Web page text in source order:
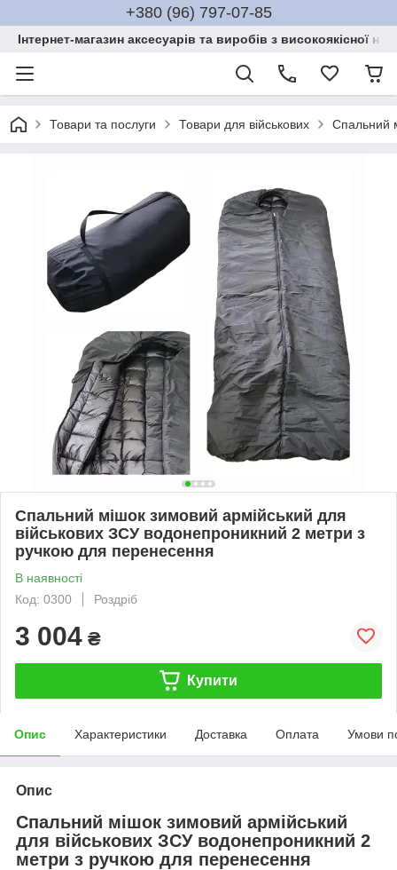
+380 (96) 797-07-85
Інтернет-магазин аксесуарів та виробів з високоякісної
Товари та послуги Товари для військових Спальний
Спальний мішок зимовий армійський для
військових ЗСУ водонепроникний 2 метри з
ручкою для перенесення
В наявності
Код: 0300
Роздріб
3 004 ₴
Купити
Опис Характеристики Доставка Оплата Умови
Опис
Спальний мішок зимовий армійський
для військових ЗСУ водонепроникний 2
метри з ручкою для перенесення